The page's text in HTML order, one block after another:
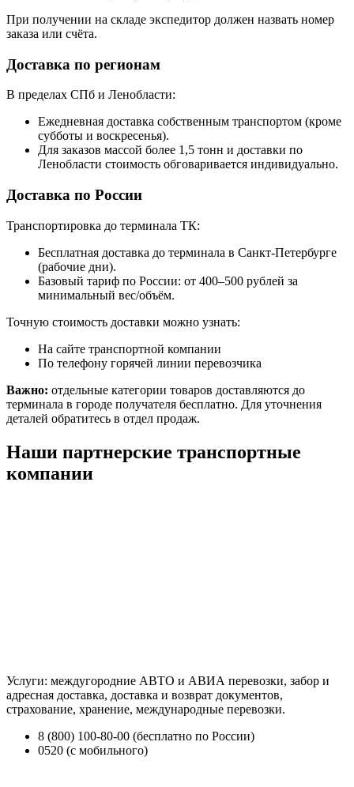
При получении на складе экспедитор должен назвать номер
заказа или счёта.
Доставка по регионам
В пределах СПб и Ленобласти:
Ежедневная доставка собственным транспортом (кроме
субботы и воскресенья).
Для заказов массой более 1,5 тонн и доставки по
Ленобласти стоимость обговаривается индивидуально.
Доставка по России
Транспортировка до терминала ТК:
Бесплатная доставка до терминала в Санкт-Петербурге
(рабочие дни).
Базовый тариф по России: от 400–500 рублей за
минимальный вес/объём.
Точную стоимость доставки можно узнать:
На сайте транспортной компании
По телефону горячей линии перевозчика
Важно: отдельные категории товаров доставляются до
терминала в городе получателя бесплатно. Для уточнения
деталей обратитесь в отдел продаж.
Наши партнерские транспортные
компании
Услуги: междугородние АВТО и АВИА перевозки, забор и
адресная доставка, доставка и возврат документов,
страхование, хранение, международные перевозки.
8 (800) 100-80-00 (бесплатно по России)
0520 (с мобильного)